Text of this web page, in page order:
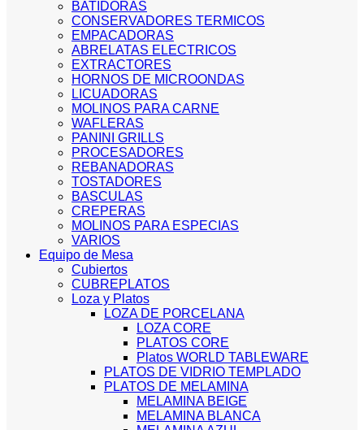
BATIDORAS
CONSERVADORES TERMICOS
EMPACADORAS
ABRELATAS ELECTRICOS
EXTRACTORES
HORNOS DE MICROONDAS
LICUADORAS
MOLINOS PARA CARNE
WAFLERAS
PANINI GRILLS
PROCESADORES
REBANADORAS
TOSTADORES
BASCULAS
CREPERAS
MOLINOS PARA ESPECIAS
VARIOS
Equipo de Mesa
Cubiertos
CUBREPLATOS
Loza y Platos
LOZA DE PORCELANA
LOZA CORE
PLATOS CORE
Platos WORLD TABLEWARE
PLATOS DE VIDRIO TEMPLADO
PLATOS DE MELAMINA
MELAMINA BEIGE
MELAMINA BLANCA